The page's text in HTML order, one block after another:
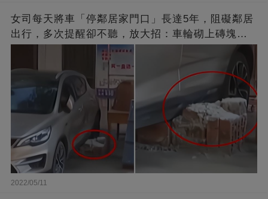
女司每天將車「停鄰居家門口」長達5年，阻礙鄰居
出行，多次提醒卻不聽，放大招：車輪砌上磚塊，
2022/05/11